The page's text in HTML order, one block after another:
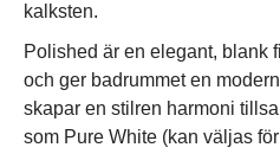
kalksten.
Polished är en elegant, blank
och ger badrummet en
skapar en stilren harmoni
som Pure White (kan väljas